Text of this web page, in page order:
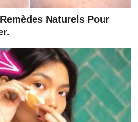
Naturels Pour